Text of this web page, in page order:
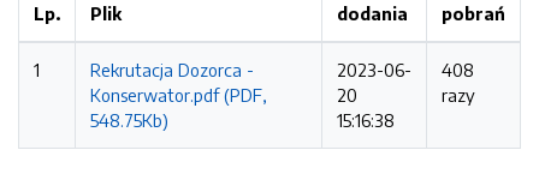
Lp. Plik
dodania
pobrań
1
Rekrutacja Dozorca -
Konserwator.pdf (PDF,
548.75Kb)
2023-06-
20
15:16:38
408
razy